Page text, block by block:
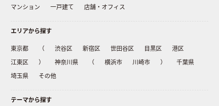
マンション
一戸建て 店舗・オフィス
エリアから探す
東京都 （ 渋谷区 新宿区 世田谷区 目黒区
港区
江東区
） 神奈川県 （ 横浜市 川崎市 ）
千葉県
埼玉県
その他
テーマから探す